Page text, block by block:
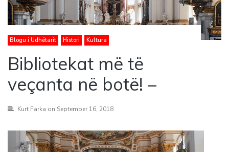
Blogu i Udhëtarit Histori Kultura
Bibliotekat më të
veçanta në botë! –
Kurt Farka on September 16, 2018